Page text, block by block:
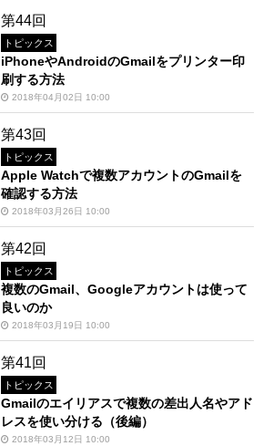
第44回
トピックス
iPhoneやAndroidのGmailをプリンター印
刷する方法
2018年04月02日 10:00
第43回
トピックス
Apple Watchで複数アカウントのGmailを
確認する方法
2018年03月26日 10:00
第42回
トピックス
複数のGmail、Googleアカウントは使って
良いのか
2018年03月19日 10:00
第41回
トピックス
Gmailのエイリアスで複数の差出人名やアド
レスを使い分ける（後編）
2018年03月12日 10:00